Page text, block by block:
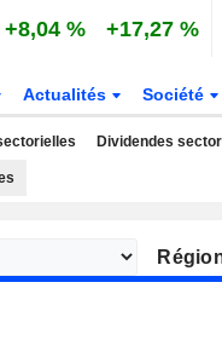
+8,04 % +17,27 %
Actualités Société
Dividendes